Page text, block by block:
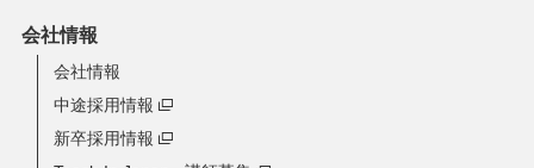
会社情報
会社情報
中途採用情報
新卒採用情報